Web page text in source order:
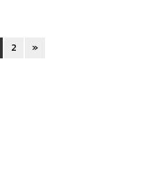
2 »